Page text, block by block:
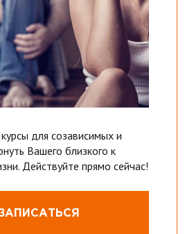
для созависимых и
Вашего близкого к
Действуйте прямо сейчас!